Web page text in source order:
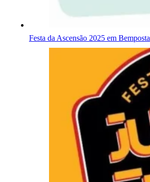
Festa da Ascensão 2025 em Bemposta